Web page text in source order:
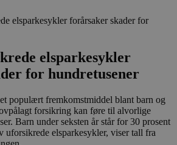
elsparkesykler forårsaker skader for
elsparkesykler
for hundretusener
populært fremkomstmiddel blant barn og
forsikring kan føre til alvorlige
Barn under seksten år står for 30 prosent
uforsikrede elsparkesykler, viser tall fra